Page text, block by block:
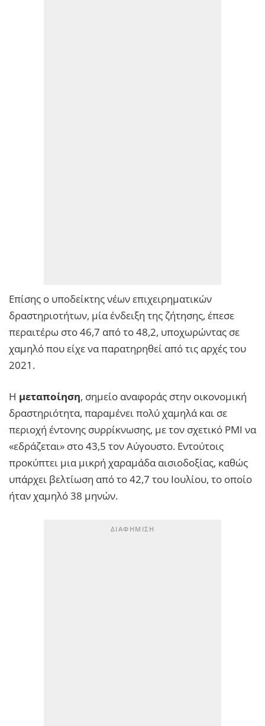
Επίσης ο υποδείκτης νέων επιχειρηματικών
δραστηριοτήτων, μία ένδειξη της ζήτησης, έπεσε
περαιτέρω στο 46,7 από το 48,2, υποχωρώντας σε
χαμηλό που είχε να παρατηρηθεί από τις αρχές του
2021.
Η μεταποίηση, σημείο αναφοράς στην οικονομική
δραστηριότητα, παραμένει πολύ χαμηλά και σε
περιοχή έντονης συρρίκνωσης, με τον σχετικό PMI να
«εδράζεται» στο 43,5 τον Αύγουστο. Εντούτοις
προκύπτει μια μικρή χαραμάδα αισιοδοξίας, καθώς
υπάρχει βελτίωση από το 42,7 του Ιουλίου, το οποίο
ήταν χαμηλό 38 μηνών.